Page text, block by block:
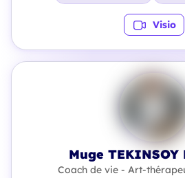
Visio
Muge TEKINSOY
Coach de vie - Art-